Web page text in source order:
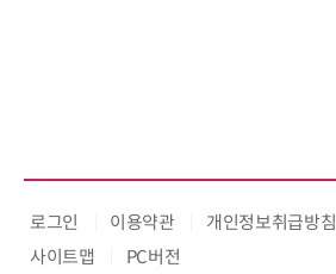
로그인 이용약관 개인정보취급방침
사이트맵
PC버전